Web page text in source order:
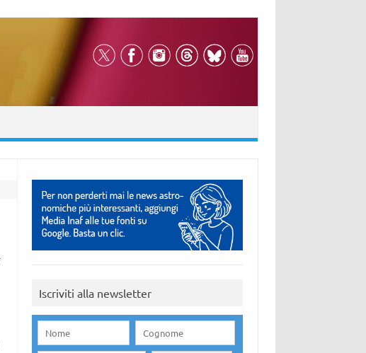
Iscriviti alla newsletter